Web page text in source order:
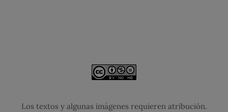
Los textos y algunas imágenes requieren atribución.